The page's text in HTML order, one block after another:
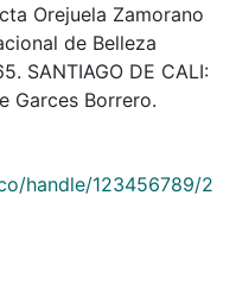
Orejuela Zamorano
de Belleza
SANTIAGO DE CALI:
Garces Borrero.
handle/123456789/2